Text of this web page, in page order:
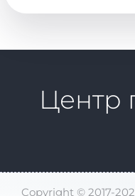
Центр
Copyright © 2017-